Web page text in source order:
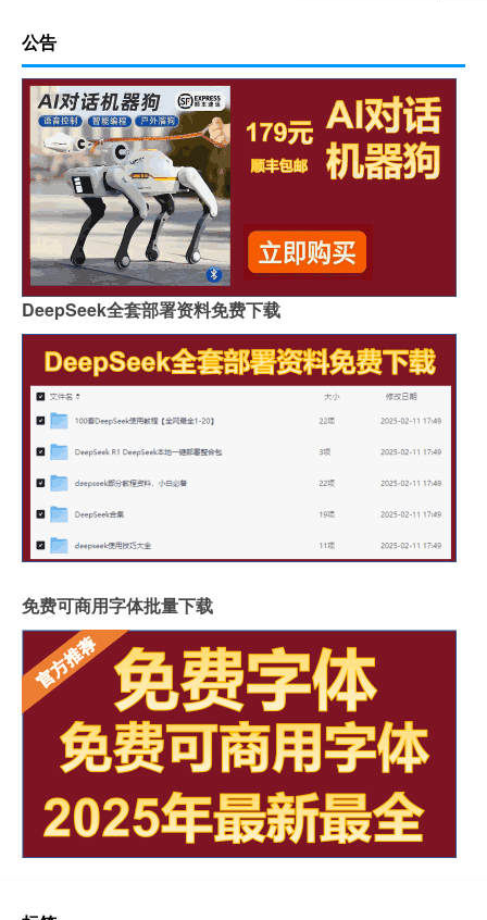
公告
DeepSeek全套部署资料免费下载
免费可商用字体批量下载